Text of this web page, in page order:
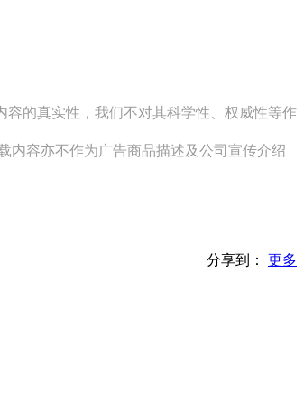
的真实性，我们不对其科学性、权威性等作
内容亦不作为广告商品描述及公司宣传介绍
分享到：
更多